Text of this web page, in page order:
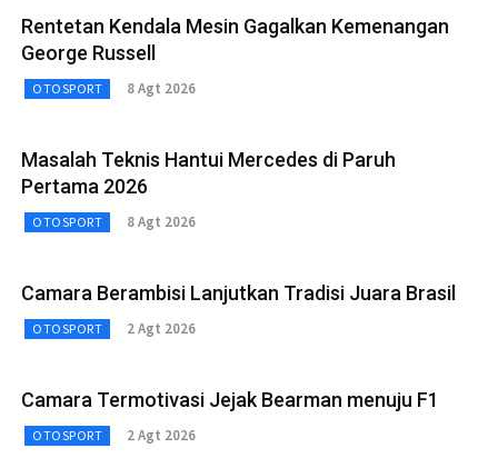
Rentetan Kendala Mesin Gagalkan Kemenangan
George Russell
OTOSPORT 8 Agt 2026
Masalah Teknis Hantui Mercedes di Paruh
Pertama 2026
OTOSPORT 8 Agt 2026
Camara Berambisi Lanjutkan Tradisi Juara Brasil
OTOSPORT 2 Agt 2026
Camara Termotivasi Jejak Bearman menuju F1
OTOSPORT 2 Agt 2026